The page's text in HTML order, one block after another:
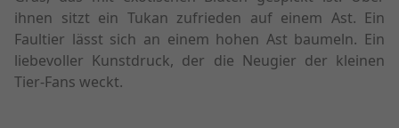
ihnen sitzt ein Tukan zufrieden auf einem Ast. Ein
Faultier lässt sich an einem hohen Ast baumeln. Ein
liebevoller Kunstdruck, der die Neugier der kleinen
Tier-Fans weckt.